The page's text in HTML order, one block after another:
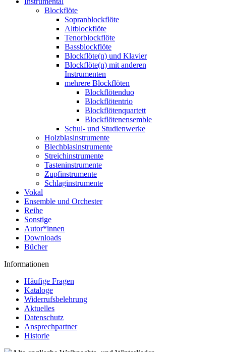
Blockflöte
Sopranblockflöte
Altblockflöte
Tenorblockflöte
Bassblockflöte
Blockflöte(n) und Klavier
Blockflöte(n) mit anderen
Instrumenten
mehrere Blockflöten
Blockflötenduo
Blockflötentrio
Blockflötenquartett
Blockflötenensemble
Schul- und Studienwerke
Holzblasinstrumente
Blechblasinstrumente
Streichinstrumente
Tasteninstrumente
Zupfinstrumente
Schlaginstrumente
Vokal
Ensemble und Orchester
Reihe
Sonstige
Autor*innen
Downloads
Bücher
Informationen
Häufige Fragen
Kataloge
Widerrufsbelehrung
Aktuelles
Datenschutz
Ansprechpartner
Historie